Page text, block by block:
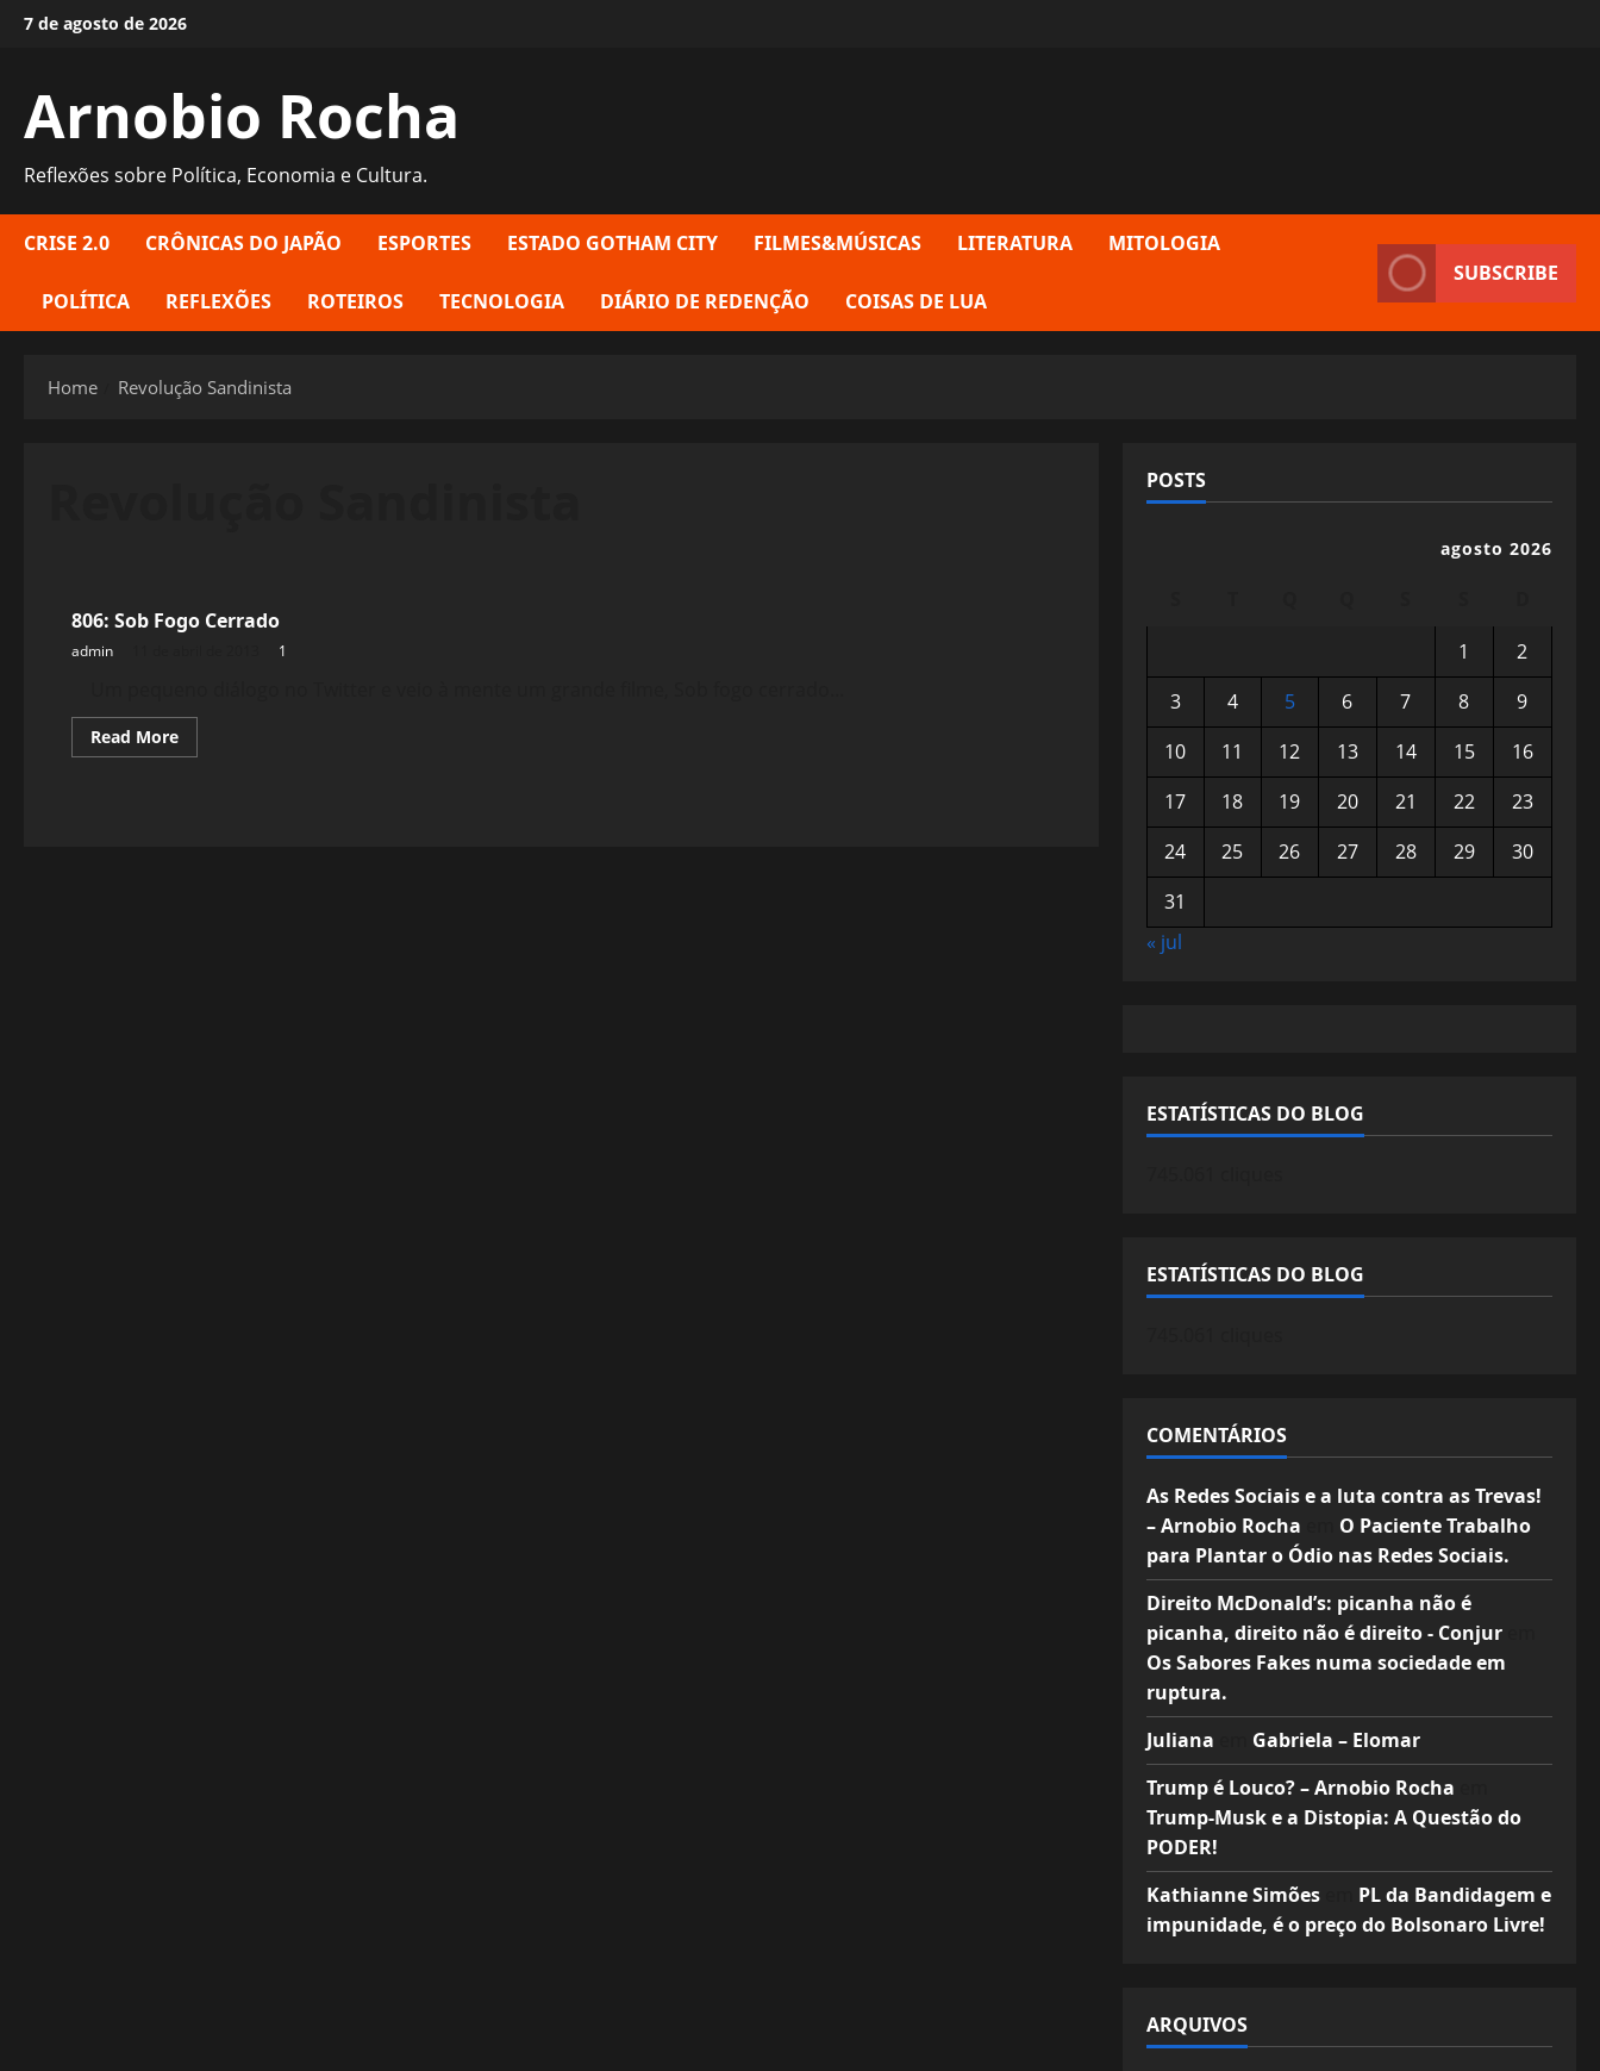
Skip7 de agosto de 2026
Arnobio Rocha
Reflexões sobre Política, Economia e Cultura.
CRISE 2.0 CRÔNICAS DO JAPÃO ESPORTES ESTADO GOTHAM CITY FILMES&MÚSICAS LITERATURA MITOLOGIA
POLÍTICA REFLEXÕES ROTEIROS TECNOLOGIA DIÁRIO DE REDENÇÃO COISAS DE LUA
SUBSCRIBE
Home Revolução Sandinista
806: Sob Fogo Cerrado
admin 1
Read MoreRead
more
POSTS
agosto 2026
1
2
3
4 5 6 7 8
9
10
11 12 13 14 15
16
17
18 19 20 21 22
23
24
25 26 27 28 29
30
31
« jul
ESTATÍSTICAS DO BLOG
ESTATÍSTICAS DO BLOG
COMENTÁRIOS
As Redes Sociais e a luta contra as Trevas!
– Arnobio Rocha
O Paciente Trabalho
para Plantar o Ódio nas Redes Sociais.
Direito McDonald’s: picanha não é
picanha, direito não é direito - Conjurem
Os Sabores Fakes numa sociedade em
ruptura.
Juliana
Gabriela – Elomar
Trump é Louco? – Arnobio Rocha
Trump-Musk e a Distopia: A Questão do
PODER!
Kathianne Simõesem PL da Bandidagem e
impunidade, é o preço do Bolsonaro Livre!
ARQUIVOS